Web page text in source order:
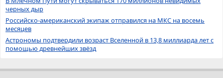
черных дыр
Российско-американский экипаж отправился на МКС на восемь
месяцев
Астрономы подтвердили возраст Вселенной в 13,8 миллиарда лет с
помощью древнейших звёзд